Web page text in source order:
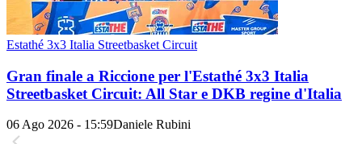
Estathé 3x3 Italia Streetbasket Circuit
Gran finale a Riccione per l'Estathé 3x3 Italia
Streetbasket Circuit: All Star e DKB regine d'Italia
06 Ago 2026 - 15:59Daniele Rubini